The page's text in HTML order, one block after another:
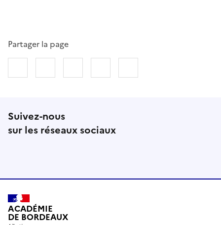
Partager la page
Suivez-nous
sur les réseaux sociaux
ACADÉMIE
DE BORDEAUX